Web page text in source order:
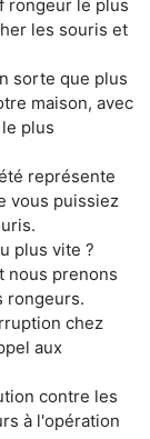
rongeur le plus
les souris et
sorte que plus
maison, avec
plus
représente
vous puissiez
plus vite ?
nous prenons
rongeurs.
chez
aux
contre les
à l'opération